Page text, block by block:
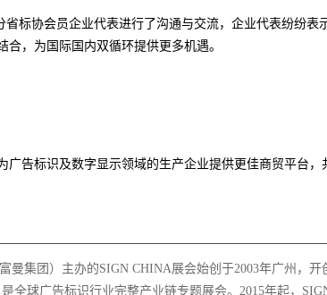
标协会员企业代表进行了沟通与交流，企业代表纷纷表
，为国际国内双循环提供更多机遇。
告标识及数字显示领域的生产企业提供更佳商贸平台，
曼集团）主办的SIGN CHINA展会始创于2003年广州，
球广告标识行业完整产业链专题展会。2015年起，